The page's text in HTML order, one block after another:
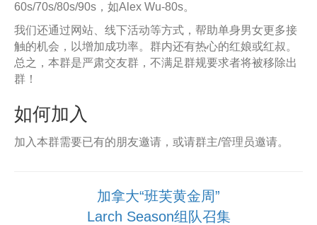
60s/70s/80s/90s，如Alex Wu-80s。
我们还通过网站、线下活动等方式，帮助单身男女更多接
触的机会，以增加成功率。群内还有热心的红娘或红叔。
总之，本群是严肃交友群，不满足群规要求者将被移除出
群！
如何加入
加入本群需要已有的朋友邀请，或请群主/管理员邀请。
加拿大“班芙黄金周”
Larch Season组队召集